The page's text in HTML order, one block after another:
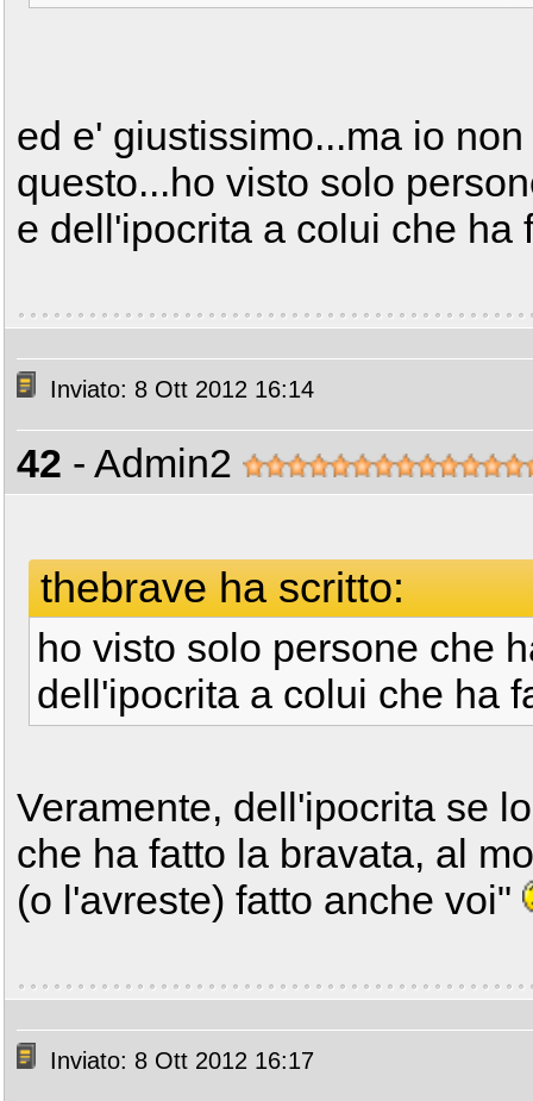
ed e' giustissimo...ma io
questo...ho visto solo
e dell'ipocrita a colui che ha
Inviato: 8 Ott 2012 16:14
42 - Admin2
thebrave ha scritto:
ho visto solo persone che
dell'ipocrita a colui che ha
Veramente, dell'ipocrita se
che ha fatto la bravata, al
(o l'avreste) fatto anche voi"
Inviato: 8 Ott 2012 16:17